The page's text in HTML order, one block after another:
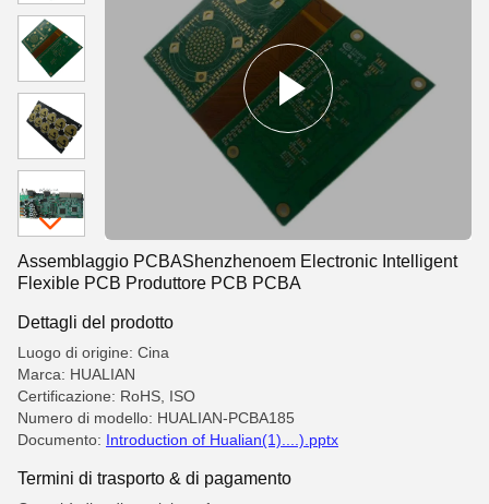
Assemblaggio PCBAShenzhenoem Electronic Intelligent
Flexible PCB Produttore PCB PCBA
Dettagli del prodotto
Luogo di origine: Cina
Marca: HUALIAN
Certificazione: RoHS, ISO
Numero di modello: HUALIAN-PCBA185
Documento: Introduction of Hualian(1)....).pptx
Termini di trasporto & di pagamento